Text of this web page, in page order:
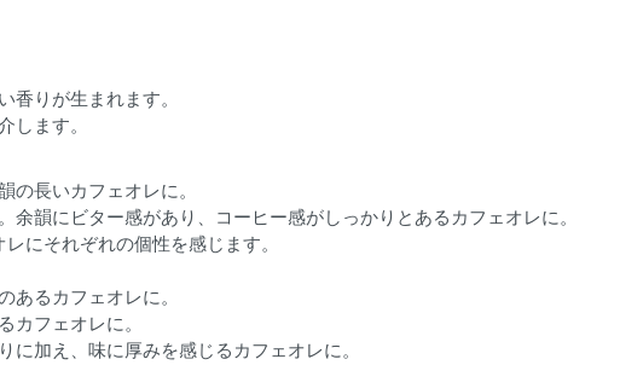
香りが生まれます。
します。
の長いカフェオレに。
余韻にビター感があり、コーヒー感がしっかりとあるカフェオレに。
にそれぞれの個性を感じます。
るカフェオレに。
フェオレに。
加え、味に厚みを感じるカフェオレに。